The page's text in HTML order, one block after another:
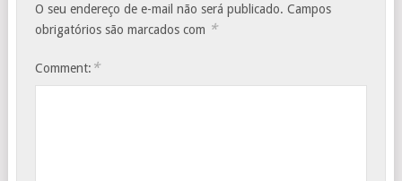
O seu endereço de e-mail não será publicado. Campos
obrigatórios são marcados com *
Comment: *